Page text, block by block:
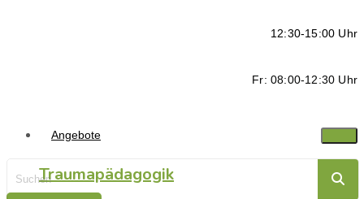
12:30-15:00 Uhr
Fr: 08:00-12:30 Uhr
Angebote
Traumapädagogik